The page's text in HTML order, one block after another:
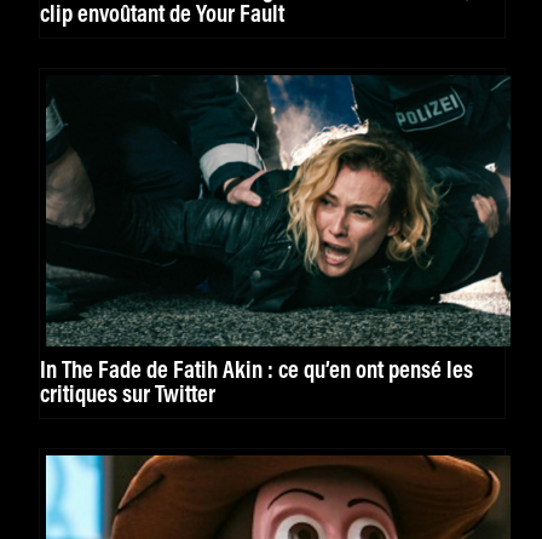
clip envoûtant de Your Fault
In The Fade de Fatih Akin : ce qu’en ont pensé les
critiques sur Twitter